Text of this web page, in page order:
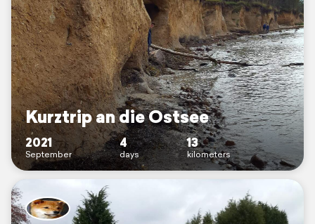
Kurztrip an die Ostsee
2021
September
4
days
13
kilometers